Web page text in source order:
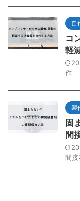
自
コ
軽
作
製
固
間
間接